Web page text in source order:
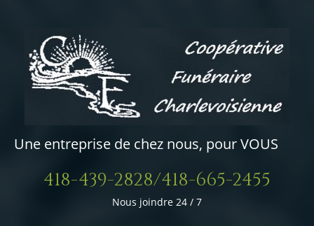
Une entreprise de chez nous, pour VOUS
418-439-2828/418-665-2455
Nous joindre 24 / 7